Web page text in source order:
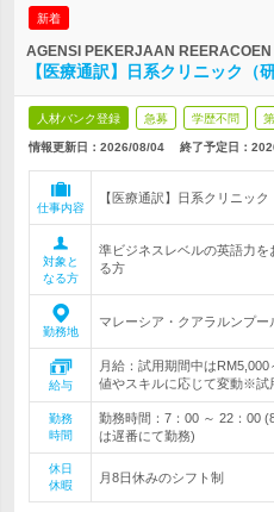
新着
AGENSI PEKERJAAN
【医療通訳】日系クリニック（
人材バンク登録 急募 学歴不問
情報更新日：2026/08/04 終了予定日：
仕事内容
【医療通訳】日系クリニック
対象と
なる方
準ビジネスレベルの英語力
る方
勤務地
マレーシア・クアラルンプー
給与
月給：試用期間中は
値やスキルに応じて変動※試
勤務
時間
勤務時間：7：00 ～ 22：00
は遅番にて勤務)
休日
休暇
月8日休みのシフト制